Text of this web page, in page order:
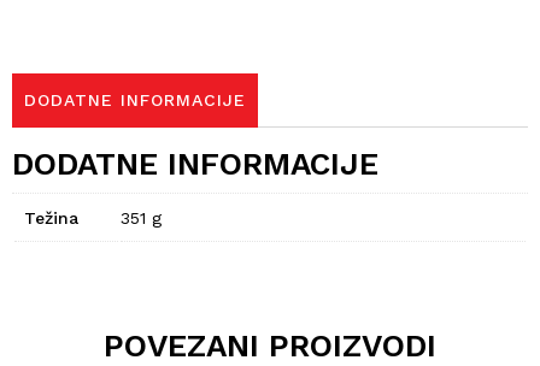
DODATNE INFORMACIJE
DODATNE INFORMACIJE
Težina 351 g
POVEZANI PROIZVODI